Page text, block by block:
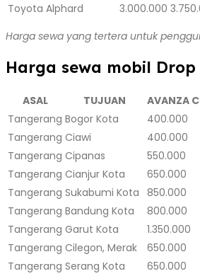
Toyota Alphard
3.000.000
Harga sewa yang tertera untuk
Harga sewa mobil
ASAL TUJUAN AVANZA
Tangerang Bogor Kota 400.000
Tangerang Ciawi 400.000
Tangerang Cipanas 550.000
Tangerang Cianjur Kota 650.000
Tangerang Sukabumi Kota 850.000
Tangerang Bandung Kota 800.000
Tangerang Garut Kota 1.350.000
Tangerang Cilegon, Merak 650.000
Tangerang Serang Kota 650.000